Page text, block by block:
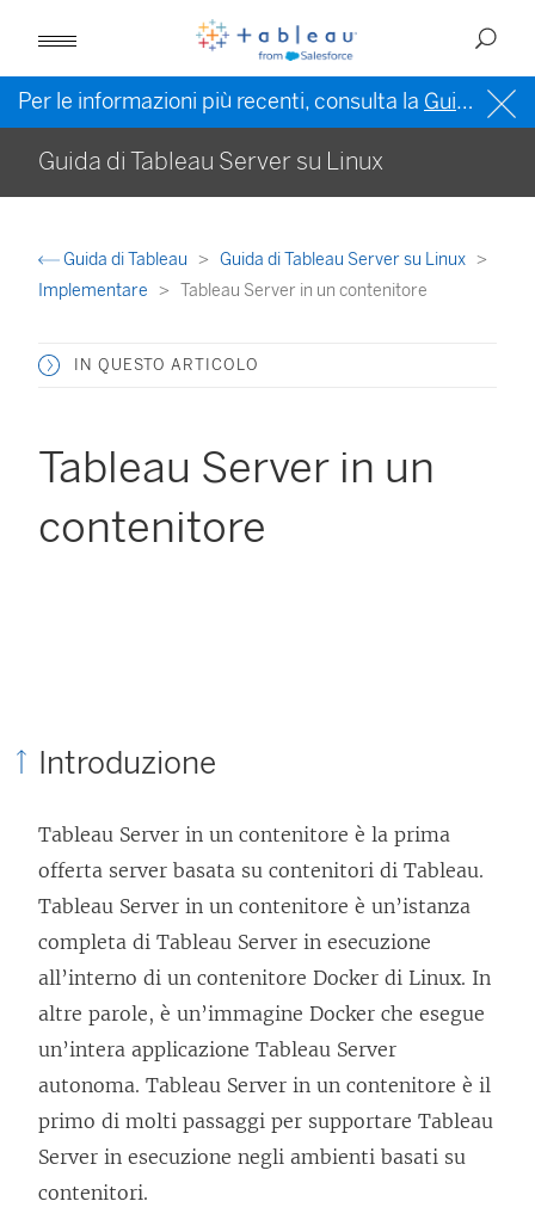
Per le informazioni più recenti, consulta la Guida di Tableau in inglese (Stati Uniti)
Guida di Tableau Server su Linux
Guida di Tableau
Guida di Tableau Server su Linux
Implementare
Tableau Server in un contenitore
IN QUESTO ARTICOLO
Tableau Server in un
contenitore
Introduzione
Tableau Server in un contenitore è la prima
offerta server basata su contenitori di Tableau.
Tableau Server in un contenitore è un’istanza
completa di Tableau Server in esecuzione
all’interno di un contenitore Docker di Linux. In
altre parole, è un’immagine Docker che esegue
un’intera applicazione Tableau Server
autonoma. Tableau Server in un contenitore è il
primo di molti passaggi per supportare Tableau
Server in esecuzione negli ambienti basati su
contenitori.